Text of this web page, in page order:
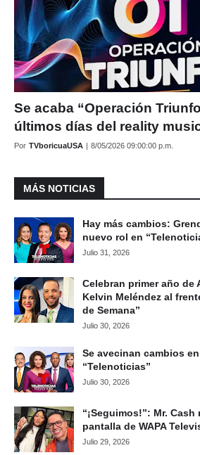
Se acaba “Operación
últimos días del reality
Por TVboricuaUSA | 8/05/2026 09:00:00 p.m.
MÁS NOTICIAS
Hay más cambios:
nuevo rol en
Julio 31, 2026
Celebran primer año de
Kelvin Meléndez al
de Semana”
Julio 30, 2026
Se avecinan cambios
“Telenoticias”
Julio 30, 2026
“¡Seguimos!”: Mr.
pantalla de WAPA
Julio 29, 2026